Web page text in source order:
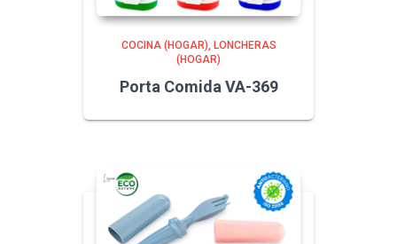
COCINA (HOGAR)
LONCHERAS
(HOGAR)
Porta Comida VA-369